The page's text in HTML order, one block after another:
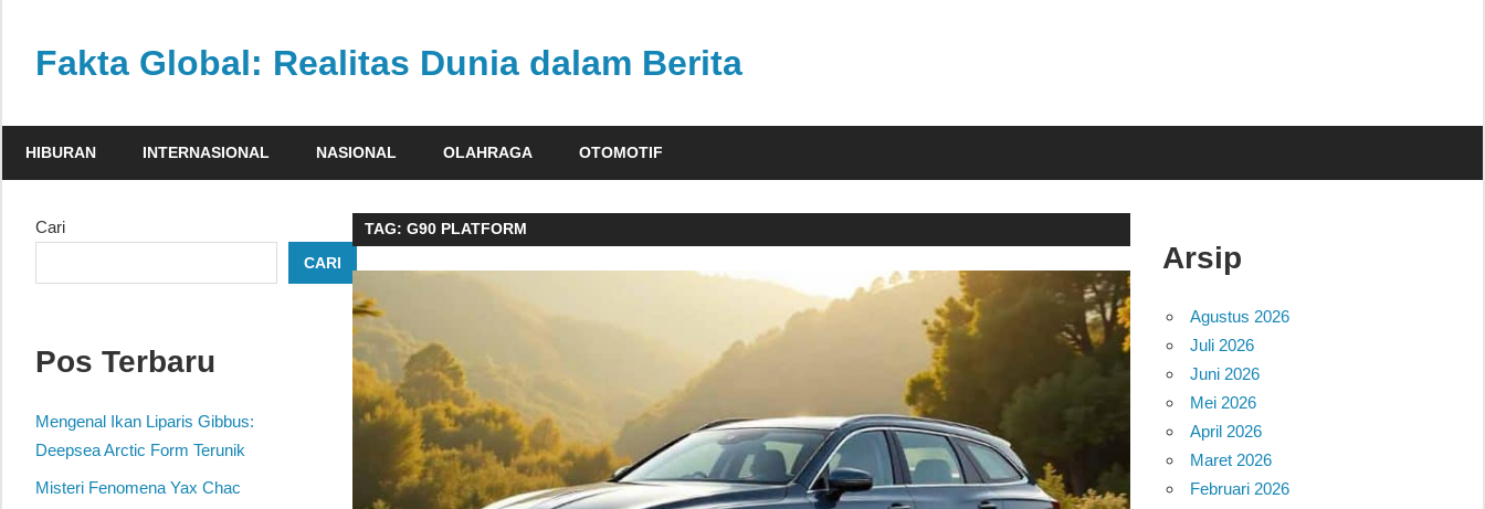
contentFakta Global: Realitas Dunia dalam Berita
faktual
berbagai
pandang
HIBURAN INTERNASIONAL NASIONAL OLAHRAGA OTOMOTIF
TAG:G90 PLATFORM
Cari
CARI
Pos Terbaru
Mengenal Ikan Liparis Gibbus:
Deepsea Arctic Form Terunik
Misteri Fenomena Yax Chac
Arsip
Agustus 2026
Juli 2026
Juni 2026
Mei 2026
April 2026
Maret 2026
Februari 2026